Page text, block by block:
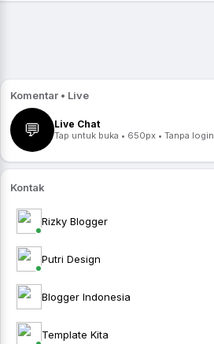
Komentar • Live
💬 Live Chat
Tap untuk buka • 650px • Tanpa login
Kontak
Rizky Blogger
Putri Design
Blogger Indonesia
Template Kita